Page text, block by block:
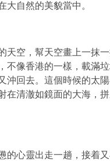
自然的美貌當中。
天空，幫天空畫上一抹
不像香港的一樣，載滿
沖回去。這個時候的太
在清澈如鏡面的大海，
的心靈出走一趟，接着